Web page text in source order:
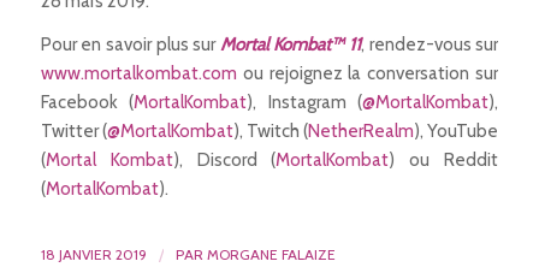
Pour en savoir plus surMortal Kombat™ 11, rendez-vous sur
www.mortalkombat.com ou rejoignez la conversation sur
Facebook (MortalKombat), Instagram (@MortalKombat),
Twitter (@MortalKombat), Twitch (NetherRealm), YouTube
(Mortal Kombat), Discord (MortalKombat) ou Reddit
(MortalKombat).
18 JANVIER 2019 / PAR MORGANE FALAIZE